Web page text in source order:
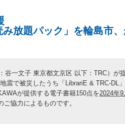
放題パック」を輪島市
谷一文子 東京都文京区 以下：TRC）が
震で被災したうち「LibrariE & TRC-DL
が提供する電子書籍150点を2024年
協力によるものです。